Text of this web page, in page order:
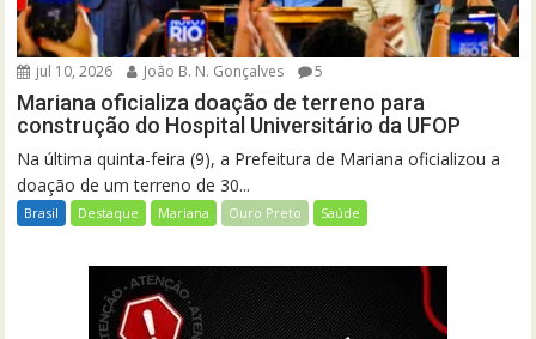
jul 10, 2026 João B. N. Gonçalves 5
Mariana oficializa doação de terreno para
construção do Hospital Universitário da UFOP
Na última quinta-feira (9), a Prefeitura de Mariana oficializou a
doação de um terreno de 30...
Brasil Destaque Mariana Ouro Preto Saúde